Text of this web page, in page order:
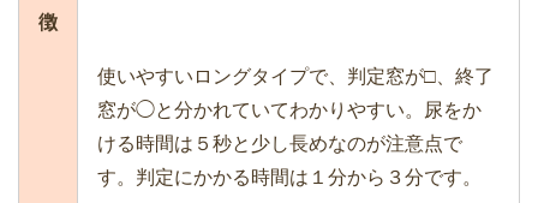
徴
使いやすいロングタイプで、判定窓が□、終了
窓が◯と分かれていてわかりやすい。尿をか
ける時間は５秒と少し長めなのが注意点で
す。判定にかかる時間は１分から３分です。